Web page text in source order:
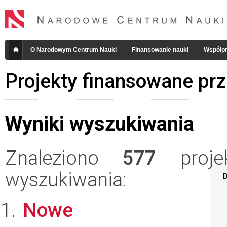
O Narodowym Centrum Nauki Finansowanie nauki
Projekty finansowane
Wyniki wyszukiwania
Znaleziono 577
wyszukiwania:
Nowe